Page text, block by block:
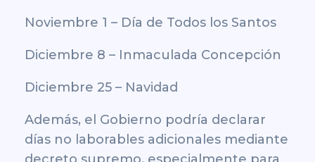
Noviembre 1 – Día de Todos los Santos
Diciembre 8 – Inmaculada Concepción
Diciembre 25 – Navidad
Además, el Gobierno podría declarar
días no laborables adicionales mediante
decreto supremo, especialmente para